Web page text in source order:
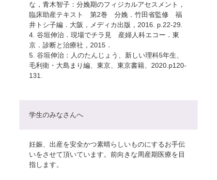
な，青木智子：分娩期のフィジカルアセスメント，
臨床助産テキスト 第2巻 分娩．竹田省監修 福
井トシ子編．大阪，メディカ出版，2016. p.22-29.
4. 谷垣伸治．現場でチラ見 産婦人科エコー．東
京．診断と治療社，2015．
5. 谷垣伸治：人のたんじょう、新しい理科5年生、
毛利衛・大島まり編、東京、東京書籍、2020.p120-
131.
学生のみなさんへ
妊娠、出産を安全かつ素晴らしいものにするお手伝
いをさせて頂いています。前向きな周産期医療を目
指します。